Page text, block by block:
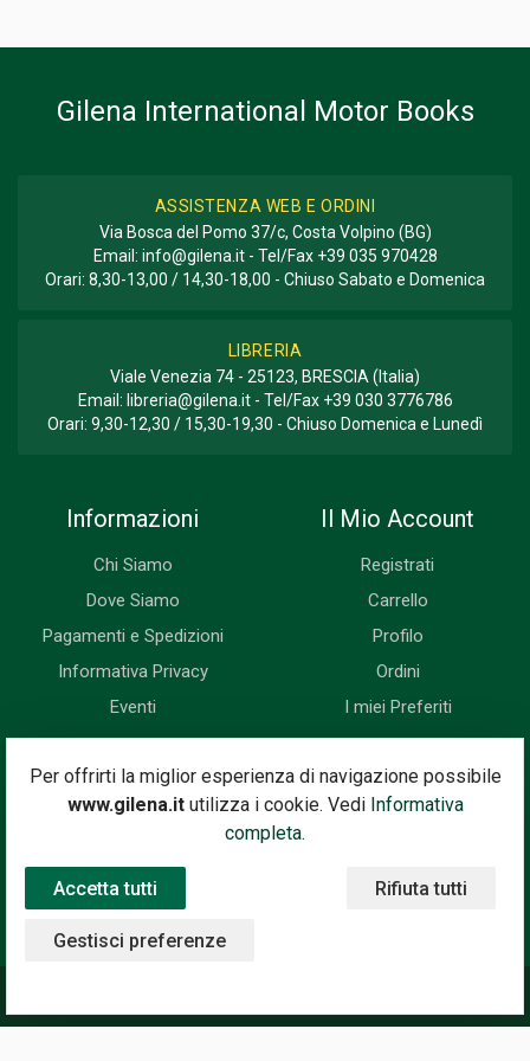
Per offrirti la miglior esperienza di navigazione possibile
www.gilena.itutilizza i cookie. Vedi Informativa
completa.
Accetta tutti Rifiuta tutti
Gestisci preferenze
Gilena International Motor Books
ASSISTENZA WEB E ORDINI
Via Bosca del Pomo 37/c, Costa Volpino (BG)
Email: info@gilena.it- Tel/Fax +39 035 970428
Orari: 8,30-13,00 / 14,30-18,00 - Chiuso Sabato e Domenica
LIBRERIA
Viale Venezia 74 - 25123, BRESCIA (Italia)
Email: libreria@gilena.it- Tel/Fax +39 030 3776786
Orari: 9,30-12,30 / 15,30-19,30 - Chiuso Domenica e Lunedì
Informazioni
Chi Siamo
Dove Siamo
Pagamenti e Spedizioni
Informativa Privacy
Eventi
Il Mio Account
Registrati
Carrello
Profilo
Ordini
I miei Preferiti
Newsletter
Iscriviti subito alla nostra newsletter. Riceverai prima di tutti le
novità, le offerte, i prossimi eventi...
Indirizzo Email
Iscriviti